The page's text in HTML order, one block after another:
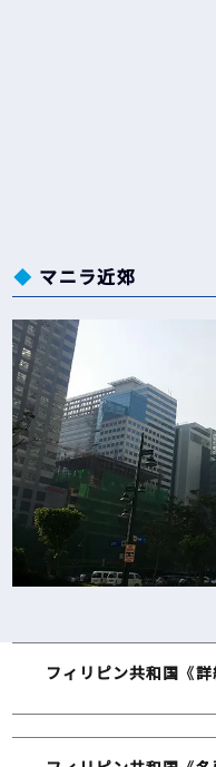
マニラ近郊
フィリピン共和国 《